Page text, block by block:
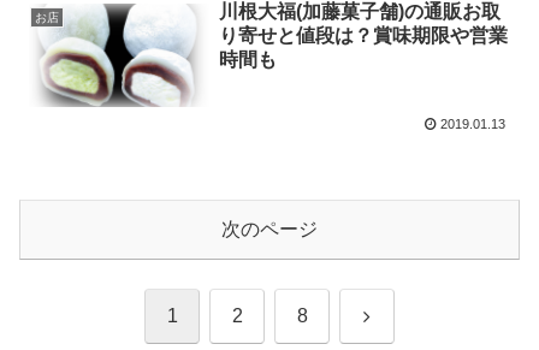
お店
川根大福(加藤菓子舗)の通販お取
り寄せと値段は？賞味期限や営業
時間も
2019.01.13
次のページ
1 2 8 次